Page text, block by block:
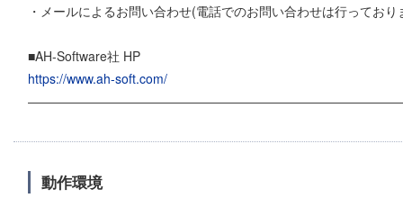
・メールによるお問い合わせ(電話でのお問い合わせは行っており
■AH-Software社 HP
https://www.ah-soft.com/
動作環境